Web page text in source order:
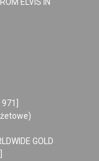
GOLD